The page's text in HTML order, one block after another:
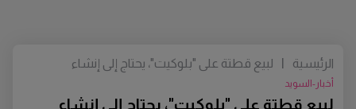
لبيع قطتة على "بلوكيت"، يحتاج إلى إنشاء
أخبار-السويد
الرئيسية
لبيع قطتة على "بلوكيت"، يحتاج إلى إنشاء